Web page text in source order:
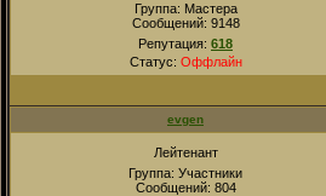
Группа: Мастера
Сообщений: 9148
Репутация: 618
Статус: Оффлайн
evgen
Лейтенант
Группа: Участники
Сообщений: 804